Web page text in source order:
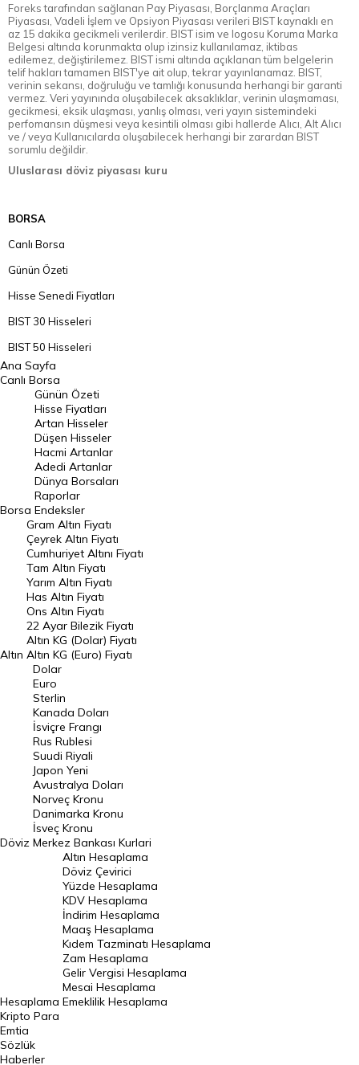
Foreks tarafından sağlanan Pay Piyasası, Borçlanma Araçları
Piyasası, Vadeli İşlem ve Opsiyon Piyasası verileri BIST kaynaklı en
az 15 dakika gecikmeli verilerdir. BIST isim ve logosu Koruma Marka
Belgesi altında korunmakta olup izinsiz kullanılamaz, iktibas
edilemez, değiştirilemez. BIST ismi altında açıklanan tüm belgelerin
telif hakları tamamen BIST'ye ait olup, tekrar yayınlanamaz. BIST,
verinin sekansı, doğruluğu ve tamlığı konusunda herhangi bir garanti
vermez. Veri yayınında oluşabilecek aksaklıklar, verinin ulaşmaması,
gecikmesi, eksik ulaşması, yanlış olması, veri yayın sistemindeki
perfomansın düşmesi veya kesintili olması gibi hallerde Alıcı, Alt Alıcı
ve / veya Kullanıcılarda oluşabilecek herhangi bir zarardan BIST
sorumlu değildir.
Uluslarası döviz piyasası kuru
BORSA
Canlı Borsa
Günün Özeti
Hisse Senedi Fiyatları
BIST 30 Hisseleri
BIST 50 Hisseleri
BIST 100 Hisseleri
En Çok Artan Hisseler
En Çok Düşen Hisseler
Hacmi Artanlar
Geçmiş Kapanışlar
Dünya Borsaları
Raporlar
Endeksler
DÖVİZ
Döviz Kuru
Dolar Kuru
Euro Kuru
Pound Kuru
Frank Kuru
Riyal Kuru
Avustralya Doları
Danimarka Kronu Kuru
Kanada Doları Kuru
Norveç Kronu Kuru
İsveç Kronu Kuru
Japon Yeni Kuru
Serbest Piyasa Döviz Kurları
Merkez Bankası Döviz Kurları
Altın Fiyatları
Gram Altın Fiyatı
Çeyrek Altın Fiyatı
Ana Sayfa
Canlı Borsa
Borsa
Günün Özeti
Hisse Fiyatları
Artan Hisseler
Düşen Hisseler
Hacmi Artanlar
Adedi Artanlar
Dünya Borsaları
Raporlar
Endeksler
Altın
Gram Altın Fiyatı
Çeyrek Altın Fiyatı
Cumhuriyet Altını Fiyatı
Tam Altın Fiyatı
Yarım Altın Fiyatı
Has Altın Fiyatı
Ons Altın Fiyatı
22 Ayar Bilezik Fiyatı
Altın KG (Dolar) Fiyatı
Altın KG (Euro) Fiyatı
Döviz
Dolar
Euro
Sterlin
Kanada Doları
İsviçre Frangı
Rus Rublesi
Suudi Riyali
Japon Yeni
Avustralya Doları
Norveç Kronu
Danimarka Kronu
İsveç Kronu
Merkez Bankası Kurlari
Hesaplama
Altın Hesaplama
Döviz Çevirici
Yüzde Hesaplama
KDV Hesaplama
İndirim Hesaplama
Maaş Hesaplama
Kıdem Tazminatı Hesaplama
Zam Hesaplama
Gelir Vergisi Hesaplama
Mesai Hesaplama
Emeklilik Hesaplama
Kripto Para
Emtia
Sözlük
Haberler